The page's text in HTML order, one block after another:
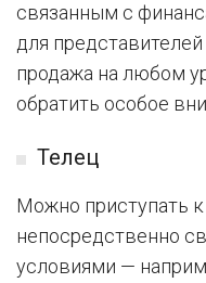
связанным с
для
продажа на любом
обратить особое
Телец
Можно приступать
непосредственно
условиями —